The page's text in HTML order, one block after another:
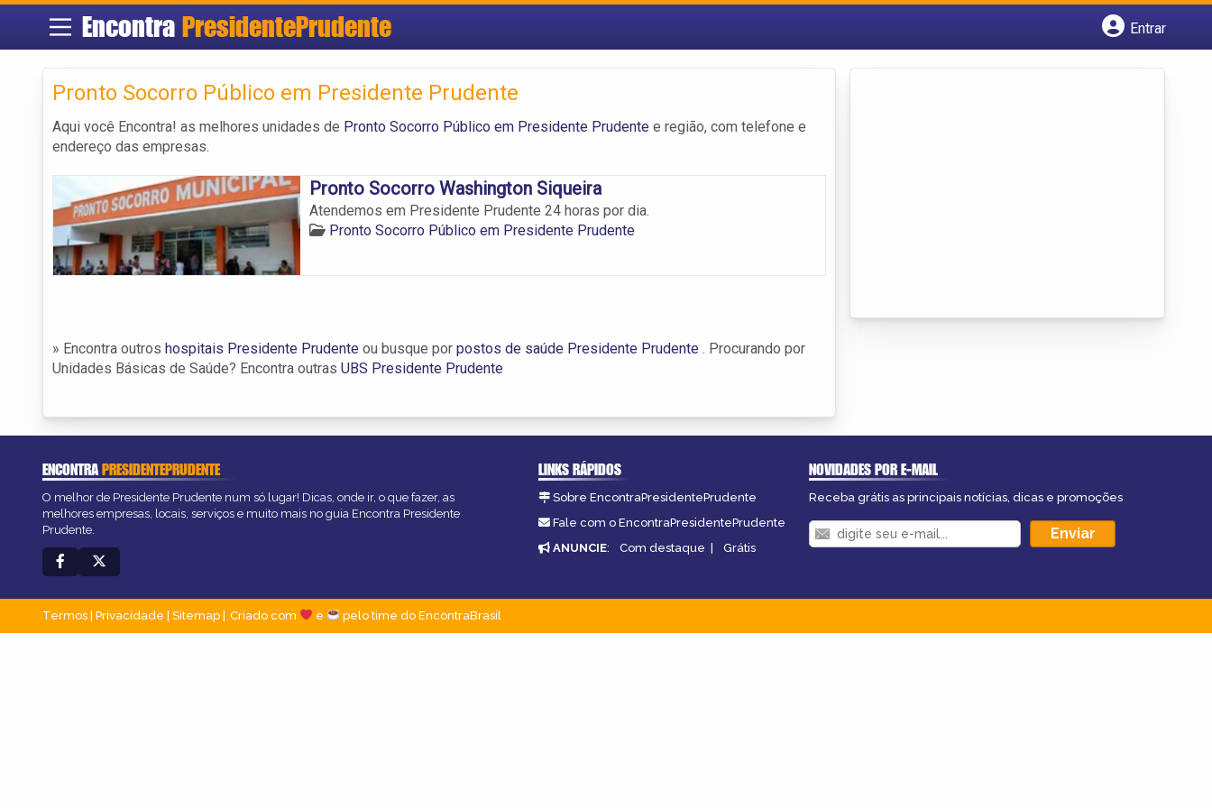
Encontra PresidentePrudente
Entrar
Pronto Socorro Público em Presidente Prudente
Aqui você Encontra! as melhores unidades de Pronto Socorro Público em Presidente Prudente e região, com telefone e
endereço das empresas.
Pronto Socorro Washington Siqueira
Atendemos em Presidente Prudente 24 horas por dia.
Pronto Socorro Público em Presidente Prudente
» Encontra outros hospitais Presidente Prudente ou busque por postos de saúde Presidente Prudente . Procurando por
Unidades Básicas de Saúde? Encontra outras UBS Presidente Prudente
ENCONTRAPRESIDENTEPRUDENTE
O melhor de Presidente Prudente num só lugar! Dicas, onde ir, o que fazer, as
melhores empresas, locais, serviços e muito mais no guia Encontra Presidente
Prudente.
LINKS RÁPIDOS
Sobre EncontraPresidentePrudente
Fale com o EncontraPresidentePrudente
ANUNCIE: Com destaque | Grátis
NOVIDADES POR E-MAIL
Receba grátis as principais notícias, dicas e promoções
Termos | Privacidade | Sitemap Criado com e pelo time do EncontraBrasil